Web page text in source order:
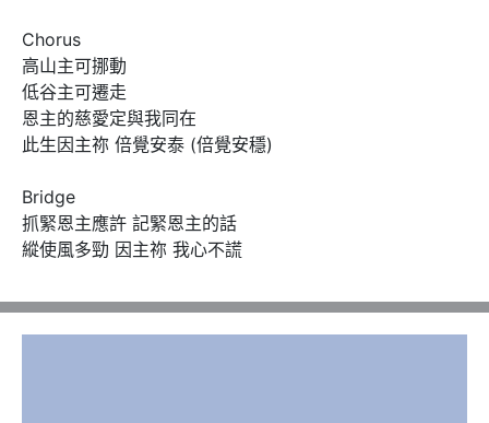
Chorus
高山主可挪動
低谷主可遷走
恩主的慈愛定與我同在
此生因主祢 倍覺安泰 (倍覺安穩)
Bridge
抓緊恩主應許 記緊恩主的話
縱使風多勁 因主祢 我心不謊